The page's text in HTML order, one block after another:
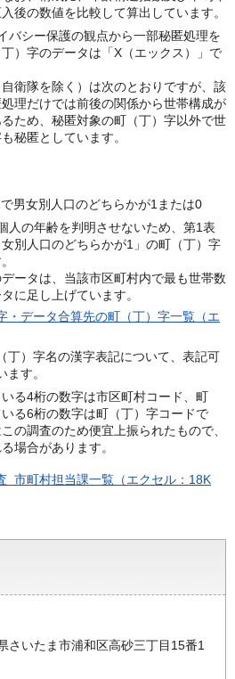
後の数値を比較して算出しています。
バシー保護の観点から一部秘匿処理を
）字のデータは「X（エックス）」で
衛隊を除く）は次のとおりですが、該
理だけでは前後の関係から世帯構成が
ため、秘匿対象の町（丁）字以外で世
秘匿としています。
男女別人口のどちらかが1または0
人の年齢を判明させないため、第1表
別人口のどちらかが1」の町（丁）字
ータは、当該市区町村内で最も世帯数
に足し上げています。
・データ合算先の町（丁）字一覧（エ
丁）字名の漢字表記について、表記可
す。
る4桁の数字は市区町村コード、町
いる6桁の数字は町（丁）字コードで
の調査のため便宜上振られたもので、
場合があります。
市町村担当課一覧（エクセル：18K
さいたま市浦和区高砂三丁目15番1